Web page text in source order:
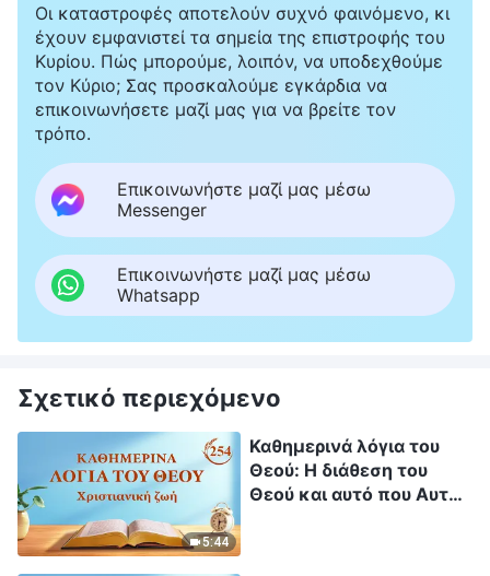
Οι καταστροφές αποτελούν συχνό φαινόμενο, κι
έχουν εμφανιστεί τα σημεία της επιστροφής του
Κυρίου. Πώς μπορούμε, λοιπόν, να υποδεχθούμε
τον Κύριο; Σας προσκαλούμε εγκάρδια να
επικοινωνήσετε μαζί μας για να βρείτε τον
τρόπο.
Επικοινωνήστε μαζί μας μέσω
Messenger
Επικοινωνήστε μαζί μας μέσω
Whatsapp
Σχετικό περιεχόμενο
5:44
Καθημερινά λόγια του
Θεού: Η διάθεση του
Θεού και αυτό που Αυτός